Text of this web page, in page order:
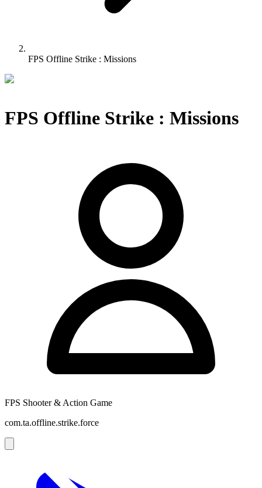
FPS Offline Strike : Missions
FPS Offline Strike : Missions
FPS Shooter & Action Game
com.ta.offline.strike.force